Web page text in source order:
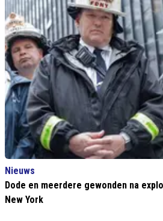
Nieuws
Dode en meerdere gewonden na
New York